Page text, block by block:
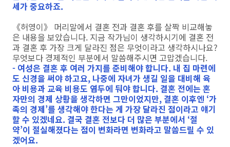
세가 중요하죠.
《허영이》 머리말에서 결혼 전과 결혼 후를 살짝 비교해놓
은 내용을 보았습니다. 지금 작가님이 생각하시기에 결혼 전
과 결혼 후 가장 크게 달라진 점은 무엇이라고 생각하시나요?
무엇보다 경제적인 부분에서 말씀해주시면 고맙겠습니다.
- 여성은 결혼 후 여러 가지를 준비해야 합니다. 내 집 마련에
도 신경을 써야 하고요, 나중에 자녀가 생길 일을 대비해 육
아 비용과 교육 비용도 염두에 둬야 합니다. 결혼 전에는 혼
자만의 경제 상황을 생각하면 그만이었지만, 결혼 이후엔 ‘가
족의 경제’를 생각해야 한다는 게 가장 달라진 점이라고 얘기
할 수 있겠네요. 결국 결혼 전보다 더 많은 부분에서 ‘절
약’이 절실해졌다는 점이 변화라면 변화라고 말씀드릴 수 있
겠어요.